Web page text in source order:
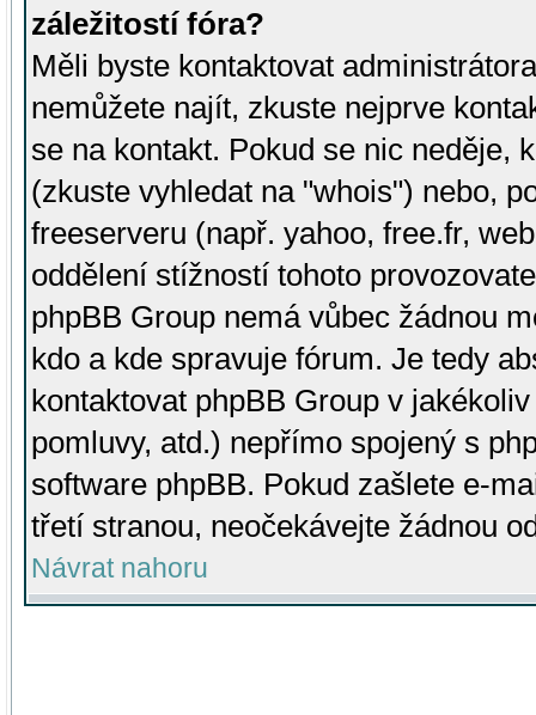
záležitostí fóra?
Měli byste kontaktovat
nemůžete najít, zkuste nejprve
se na kontakt. Pokud se nic neděje,
(zkuste vyhledat na "whois") nebo,
freeserveru (např. yahoo, free.fr,
oddělení stížností tohoto
phpBB Group nemá vůbec žádnou
kdo a kde spravuje fórum. Je tedy
kontaktovat phpBB Group v
pomluvy, atd.) nepřímo spojený s
software phpBB. Pokud zašlete e-
třetí stranou, neočekávejte žádnou
Návrat nahoru